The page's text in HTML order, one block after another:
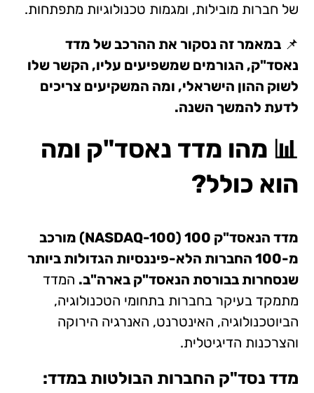
של חברות מובילות, ומגמות טכנולוגיות מתפתחות.
📌במאמר זה נסקור את ההרכב של מדד
נאסד"ק, הגורמים שמשפיעים עליו, הקשר שלו
לשוק ההון הישראלי, ומה המשקיעים צריכים
לדעת להמשך השנה.
📊 מהו מדד נאסד"ק ומה
הוא כולל?
מדד הנאסד"ק 100 (NASDAQ-100) מורכב
מ-100 החברות הלא-פיננסיות הגדולות ביותר
שנסחרות בבורסת הנאסד"ק בארה"ב. המדד
מתמקד בעיקר בחברות בתחומי הטכנולוגיה,
הביוטכנולוגיה, האינטרנט, האנרגיה הירוקה
והצרכנות הדיגיטלית.
מדד נסד"ק החברות הבולטות במדד: